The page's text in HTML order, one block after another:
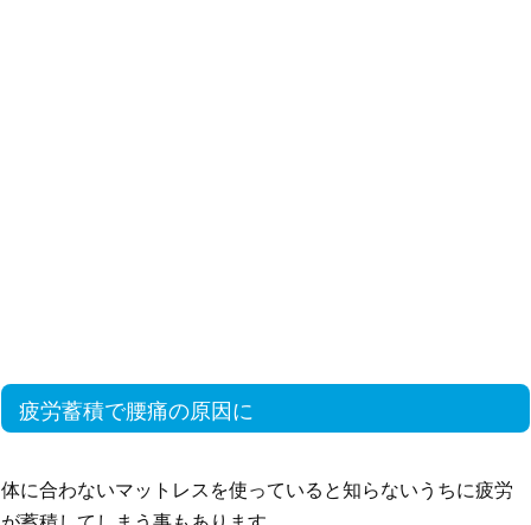
疲労蓄積で腰痛の原因に
体に合わないマットレスを使っていると知らないうちに疲労